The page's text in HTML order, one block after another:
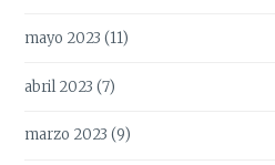
mayo 2023 (11)
abril 2023 (7)
marzo 2023 (9)